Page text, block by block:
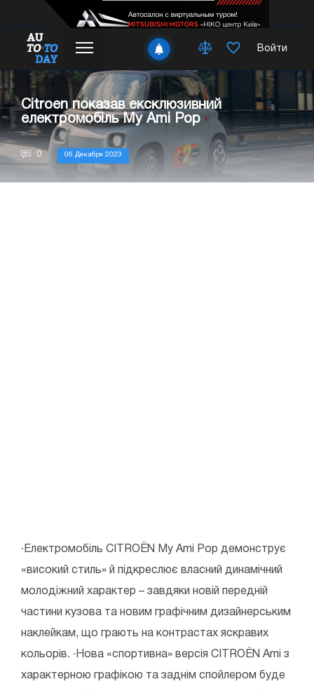
Войти
Citroen показав ексклюзивний
електромобіль My Ami Pop
0 06 Декабря 2023
∙Електромобіль CITROЁN My Ami Pop демонструє
«високий стиль» й підкреслює власний динамічний
молодіжний характер – завдяки новій передній
частини кузова та новим графічним дизайнерським
наклейкам, що грають на контрастах яскравих
кольорів. ∙Нова «спортивна» версія CITROЁN Ami з
характерною графікою та заднім спойлером буде